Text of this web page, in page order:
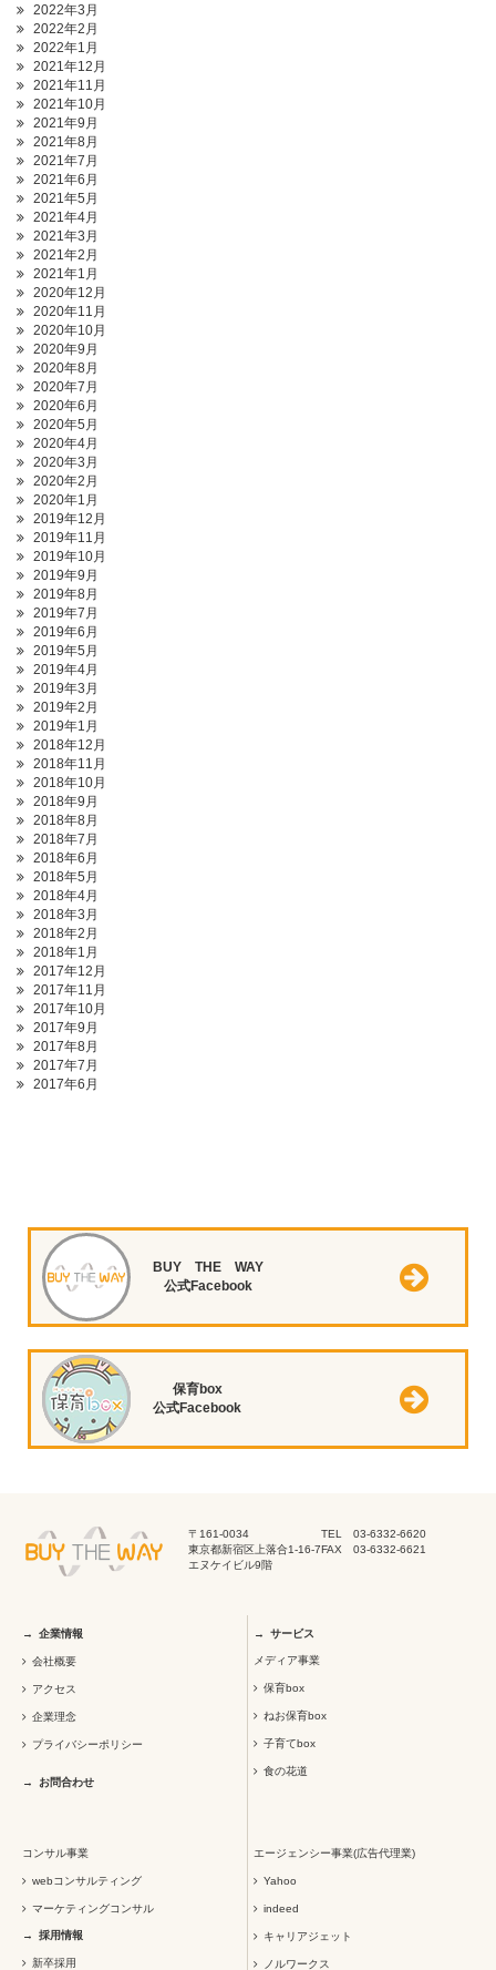
2022年3月
2022年2月
2022年1月
2021年12月
2021年11月
2021年10月
2021年9月
2021年8月
2021年7月
2021年6月
2021年5月
2021年4月
2021年3月
2021年2月
2021年1月
2020年12月
2020年11月
2020年10月
2020年9月
2020年8月
2020年7月
2020年6月
2020年5月
2020年4月
2020年3月
2020年2月
2020年1月
2019年12月
2019年11月
2019年10月
2019年9月
2019年8月
2019年7月
2019年6月
2019年5月
2019年4月
2019年3月
2019年2月
2019年1月
2018年12月
2018年11月
2018年10月
2018年9月
2018年8月
2018年7月
2018年6月
2018年5月
2018年4月
2018年3月
2018年2月
2018年1月
2017年12月
2017年11月
2017年10月
2017年9月
2017年8月
2017年7月
2017年6月
BUY THE WAY
公式Facebook
保育box
公式Facebook
〒161-0034
東京都新宿区上落合1-16-7
エヌケイビル9階
TEL 03-6332-6620
FAX 03-6332-6621
企業情報
会社概要
アクセス
企業理念
プライバシーポリシー
お問合わせ
サービス
メディア事業
保育box
ねお保育box
子育てbox
食の花道
コンサル事業
webコンサルティング
マーケティングコンサル
エージェンシー事業(広告代理業)
Yahoo
indeed
キャリアジェット
ノルワークス
採用情報
新卒採用